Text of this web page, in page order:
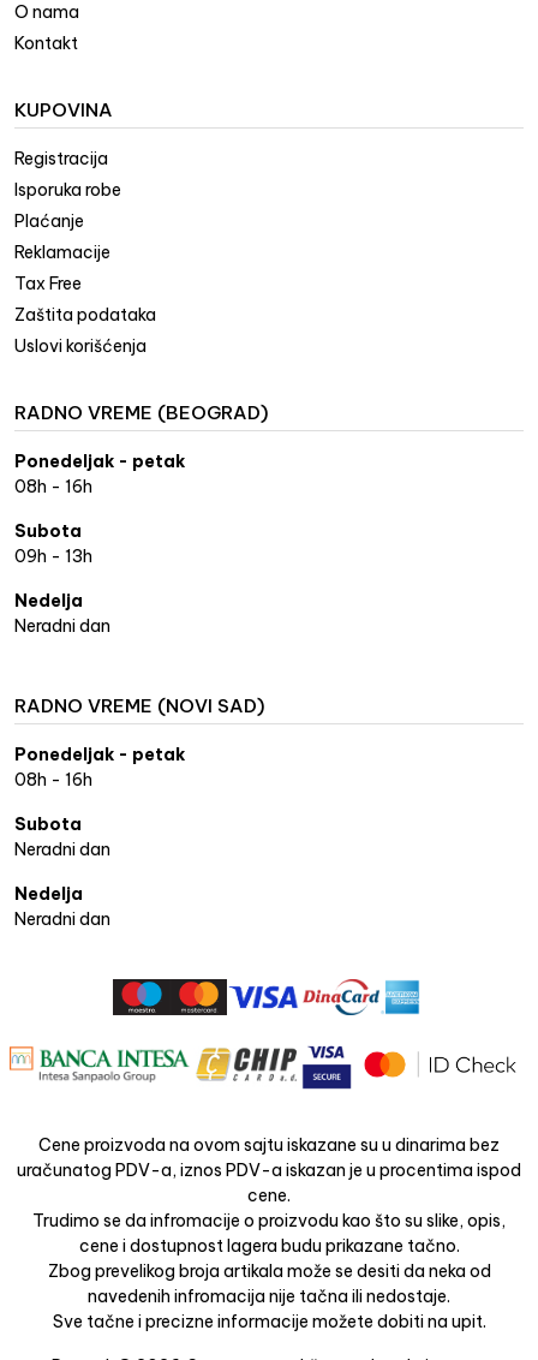
O nama
Kontakt
KUPOVINA
Registracija
Isporuka robe
Plaćanje
Reklamacije
Tax Free
Zaštita podataka
Uslovi korišćenja
RADNO VREME (BEOGRAD)
Ponedeljak - petak
08h - 16h
Subota
09h - 13h
Nedelja
Neradni dan
RADNO VREME (NOVI SAD)
Ponedeljak - petak
08h - 16h
Subota
Neradni dan
Nedelja
Neradni dan
Cene proizvoda na ovom sajtu iskazane su u dinarima bez
uračunatog PDV-a, iznos PDV-a iskazan je u procentima ispod
cene.
Trudimo se da infromacije o proizvodu kao što su slike, opis,
cene i dostupnost lagera budu prikazane tačno.
Zbog prevelikog broja artikala može se desiti da neka od
navedenih infromacija nije tačna ili nedostaje.
Sve tačne i precizne informacije možete dobiti na upit.